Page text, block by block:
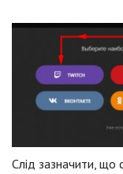
Слід зазначити, що